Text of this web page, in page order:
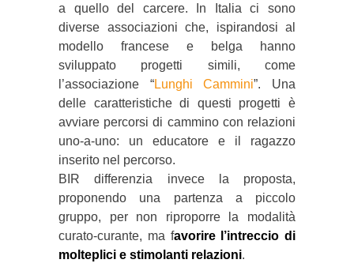
a quello del carcere. In Italia ci sono
diverse associazioni che, ispirandosi al
modello francese e belga hanno
sviluppato progetti simili, come
l’associazione “Lunghi Cammini”. Una
delle caratteristiche di questi progetti è
avviare percorsi di cammino con relazioni
uno-a-uno: un educatore e il ragazzo
inserito nel percorso.
BIR differenzia invece la proposta,
proponendo una partenza a piccolo
gruppo, per non riproporre la modalità
curato-curante, ma favorire l’intreccio di
molteplici e stimolanti relazioni.